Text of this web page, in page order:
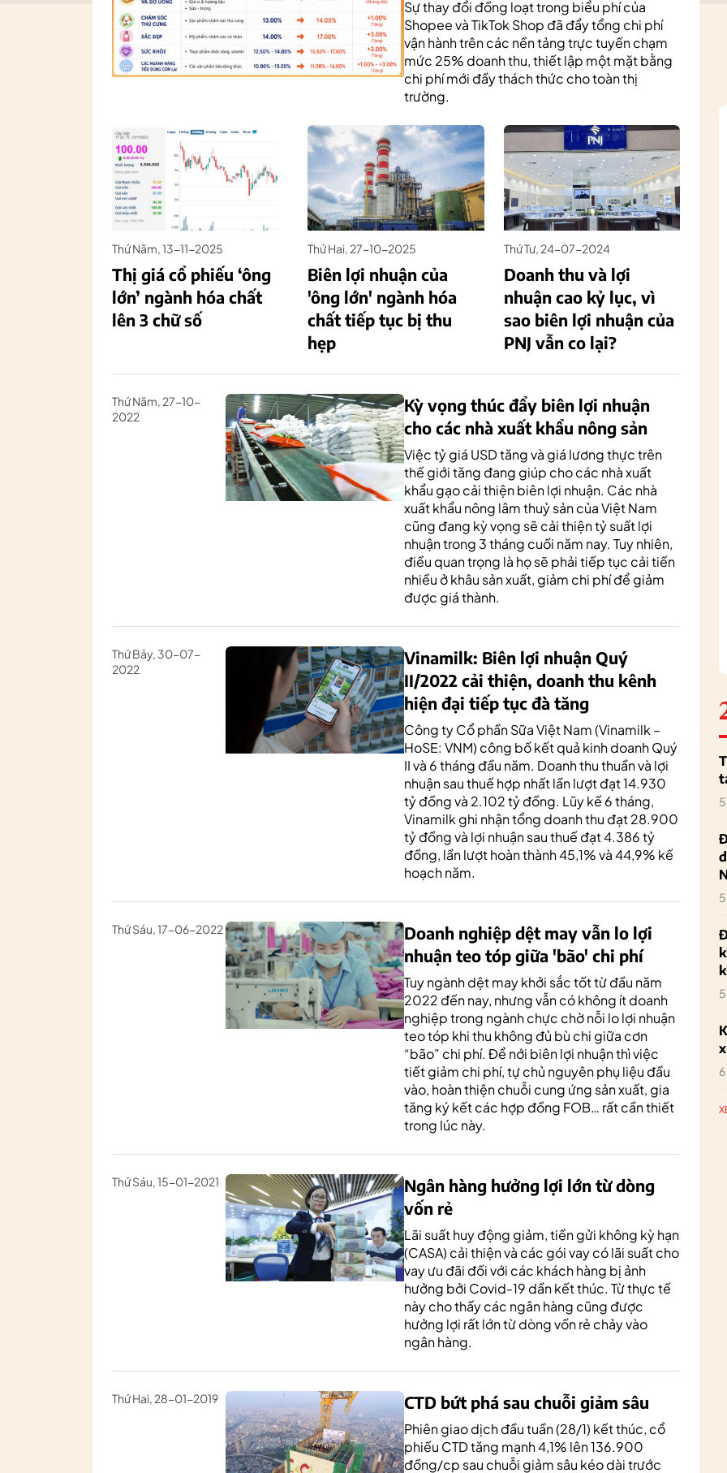
Sự thay đổi đồng loạt trong biểu phí của
Shopee và TikTok Shop đã đẩy tổng chi phí
vận hành trên các nền tảng trực tuyến chạm
mức 25% doanh thu, thiết lập một mặt bằng
chi phí mới đầy thách thức cho toàn thị
trường.
Thứ Năm, 13-11-2025
Thị giá cổ phiếu ‘ông
lớn’ ngành hóa chất
lên 3 chữ số
Thứ Hai, 27-10-2025
Biên lợi nhuận của
'ông lớn' ngành hóa
chất tiếp tục bị thu
hẹp
Thứ Tư, 24-07-2024
Doanh thu và lợi
nhuận cao kỷ lục, vì
sao biên lợi nhuận của
PNJ vẫn co lại?
Thứ Năm, 27-10-
2022
Kỳ vọng thúc đẩy biên lợi nhuận
cho các nhà xuất khẩu nông sản
Việc tỷ giá USD tăng và giá lương thực trên
thế giới tăng đang giúp cho các nhà xuất
khẩu gạo cải thiện biên lợi nhuận. Các nhà
xuất khẩu nông lâm thuỷ sản của Việt Nam
cũng đang kỳ vọng sẽ cải thiện tỷ suất lợi
nhuận trong 3 tháng cuối năm nay. Tuy nhiên,
điều quan trọng là họ sẽ phải tiếp tục cải tiến
nhiều ở khâu sản xuất, giảm chi phí để giảm
được giá thành.
Thứ Bảy, 30-07-
2022
Vinamilk: Biên lợi nhuận Quý
II/2022 cải thiện, doanh thu kênh
hiện đại tiếp tục đà tăng
Công ty Cổ phần Sữa Việt Nam (Vinamilk –
HoSE: VNM) công bố kết quả kinh doanh Quý
II và 6 tháng đầu năm. Doanh thu thuần và lợi
nhuận sau thuế hợp nhất lần lượt đạt 14.930
tỷ đồng và 2.102 tỷ đồng. Lũy kế 6 tháng,
Vinamilk ghi nhận tổng doanh thu đạt 28.900
tỷ đồng và lợi nhuận sau thuế đạt 4.386 tỷ
đồng, lần lượt hoàn thành 45,1% và 44,9% kế
hoạch năm.
Thứ Sáu, 17-06-2022
Doanh nghiệp dệt may vẫn lo lợi
nhuận teo tóp giữa 'bão' chi phí
Tuy ngành dệt may khởi sắc tốt từ đầu năm
2022 đến nay, nhưng vẫn có không ít doanh
nghiệp trong ngành chực chờ nỗi lo lợi nhuận
teo tóp khi thu không đủ bù chi giữa cơn
“bão” chi phí. Để nới biên lợi nhuận thì việc
tiết giảm chi phí, tự chủ nguyên phụ liệu đầu
vào, hoàn thiện chuỗi cung ứng sản xuất, gia
tăng ký kết các hợp đồng FOB… rất cần thiết
trong lúc này.
Thứ Sáu, 15-01-2021
Ngân hàng hưởng lợi lớn từ dòng
vốn rẻ
Lãi suất huy động giảm, tiền gửi không kỳ hạn
(CASA) cải thiện và các gói vay có lãi suất cho
vay ưu đãi đối với các khách hàng bị ảnh
hưởng bởi Covid-19 dần kết thúc. Từ thực tế
này cho thấy các ngân hàng cũng được
hưởng lợi rất lớn từ dòng vốn rẻ chảy vào
ngân hàng.
Thứ Hai, 28-01-2019 CTD bứt phá sau chuỗi giảm sâu
Phiên giao dịch đầu tuần (28/1) kết thúc, cổ
phiếu CTD tăng mạnh 4,1% lên 136.900
đồng/cp sau chuỗi giảm sâu kéo dài trước